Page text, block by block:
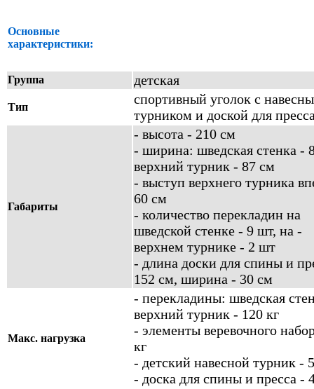
Основные
характеристики:
Группа детская
Тип
спортивный уголок с
турником и доской для
Габариты
- высота - 210 см
- ширина: шведская стенка -
верхний турник - 87 см
- выступ верхнего турника
60 см
- количество перекладин на
шведской стенке - 9 шт, на -
верхнем турнике - 2 шт
- длина доски для спины и
152 см, ширина - 30 см
Макс. нагрузка
- перекладины: шведская
верхний турник - 120 кг
- элементы веревочного
кг
- детский навесной турник -
- доска для спины и пресса -